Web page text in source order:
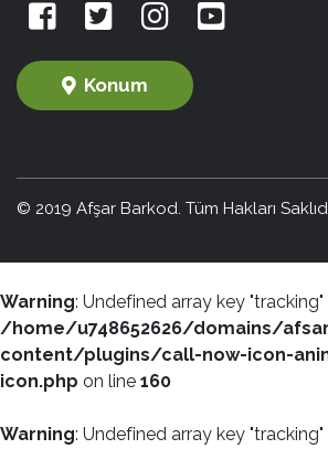
Konum
© 2019 Afşar Barkod. Tüm Hakları
Warning: Undefined array key "tracking"
/home/u748652626/domains/
content/plugins/call-now-icon-
icon.php on line 160
Warning: Undefined array key "tracking"